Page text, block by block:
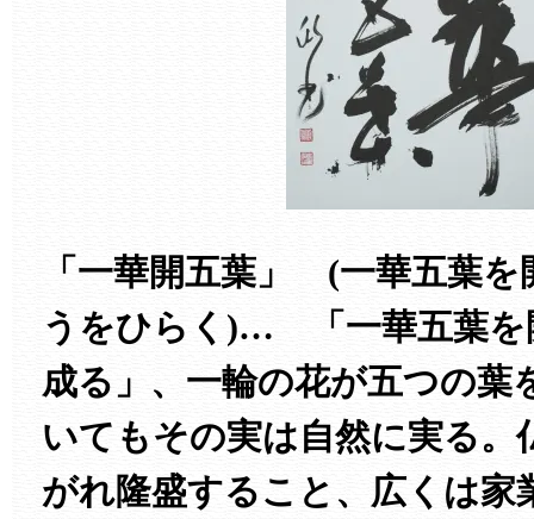
「一華開五葉」 (一華五葉
うをひらく)… 「一華五葉を
成る」、一輪の花が五つの葉
いてもその実は自然に実る。
がれ隆盛すること、広くは家